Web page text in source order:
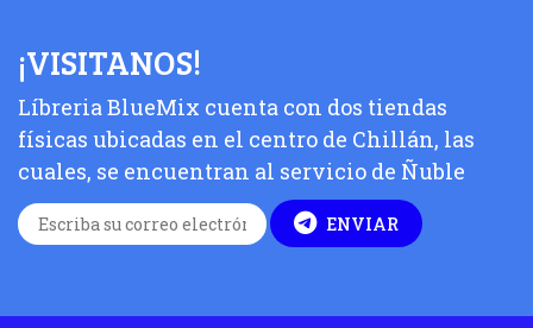
¡VISITANOS!
Líbreria BlueMix cuenta con dos tiendas
físicas ubicadas en el centro de Chillán, las
cuales, se encuentran al servicio de Ñuble
ENVIAR